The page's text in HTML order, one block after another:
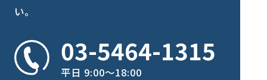
い。
03-5464-1315
平日 9:00〜18:00